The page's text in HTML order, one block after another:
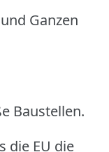
Ganzen
Baustellen.
die EU die